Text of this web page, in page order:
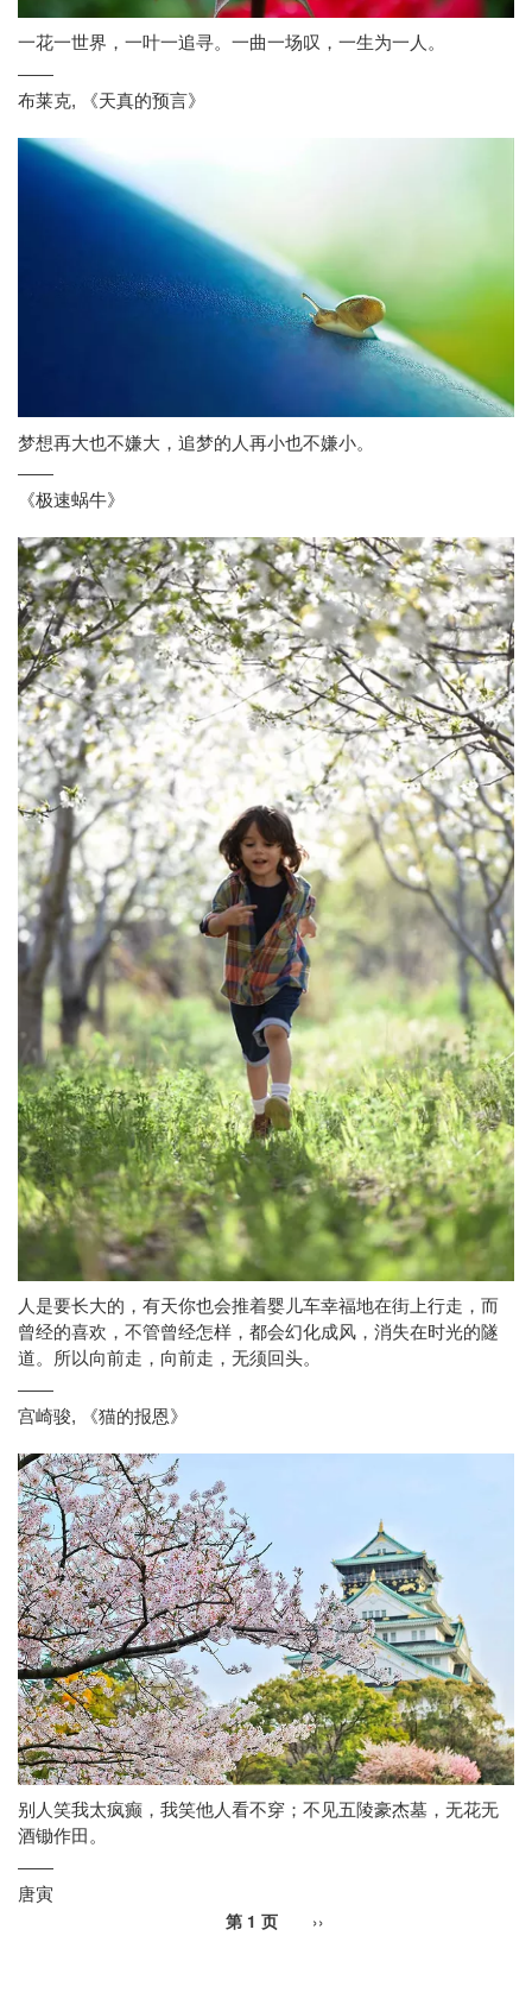
一花一世界，一叶一追寻。一曲一场叹，一生为一人。
——
布莱克, 《天真的预言》
梦想再大也不嫌大，追梦的人再小也不嫌小。
——
《极速蜗牛》
人是要长大的，有天你也会推着婴儿车幸福地在街上行走，而
曾经的喜欢，不管曾经怎样，都会幻化成风，消失在时光的隧
道。所以向前走，向前走，无须回头。
——
宫崎骏, 《猫的报恩》
别人笑我太疯癫，我笑他人看不穿；不见五陵豪杰墓，无花无
酒锄作田。
——
唐寅
第 1 页
下
››